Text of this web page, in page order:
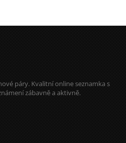
páry. Kvalitní online seznamka s
zábavně a aktivně.